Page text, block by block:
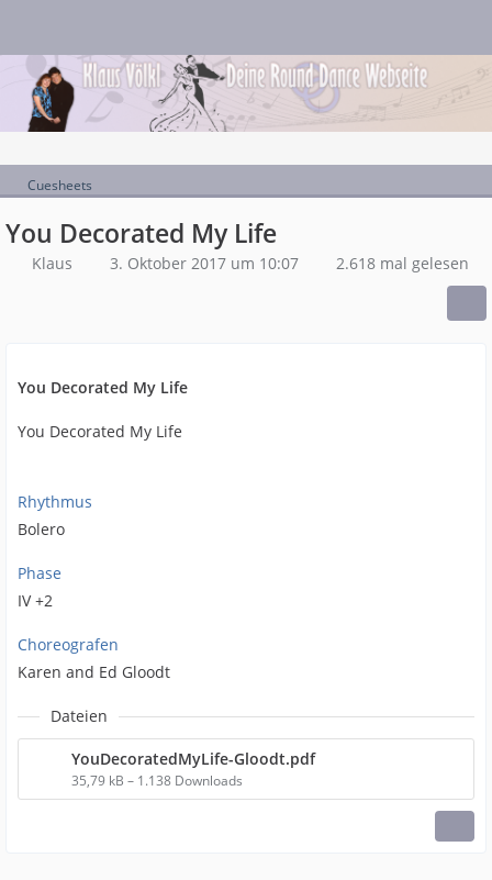
Cuesheets
You Decorated My Life
Klaus 3. Oktober 2017 um 10:07 2.618 mal gelesen
You Decorated My Life
You Decorated My Life
Rhythmus
Bolero
Phase
IV +2
Choreografen
Karen and Ed Gloodt
Dateien
YouDecoratedMyLife-Gloodt.pdf
35,79 kB – 1.138 Downloads